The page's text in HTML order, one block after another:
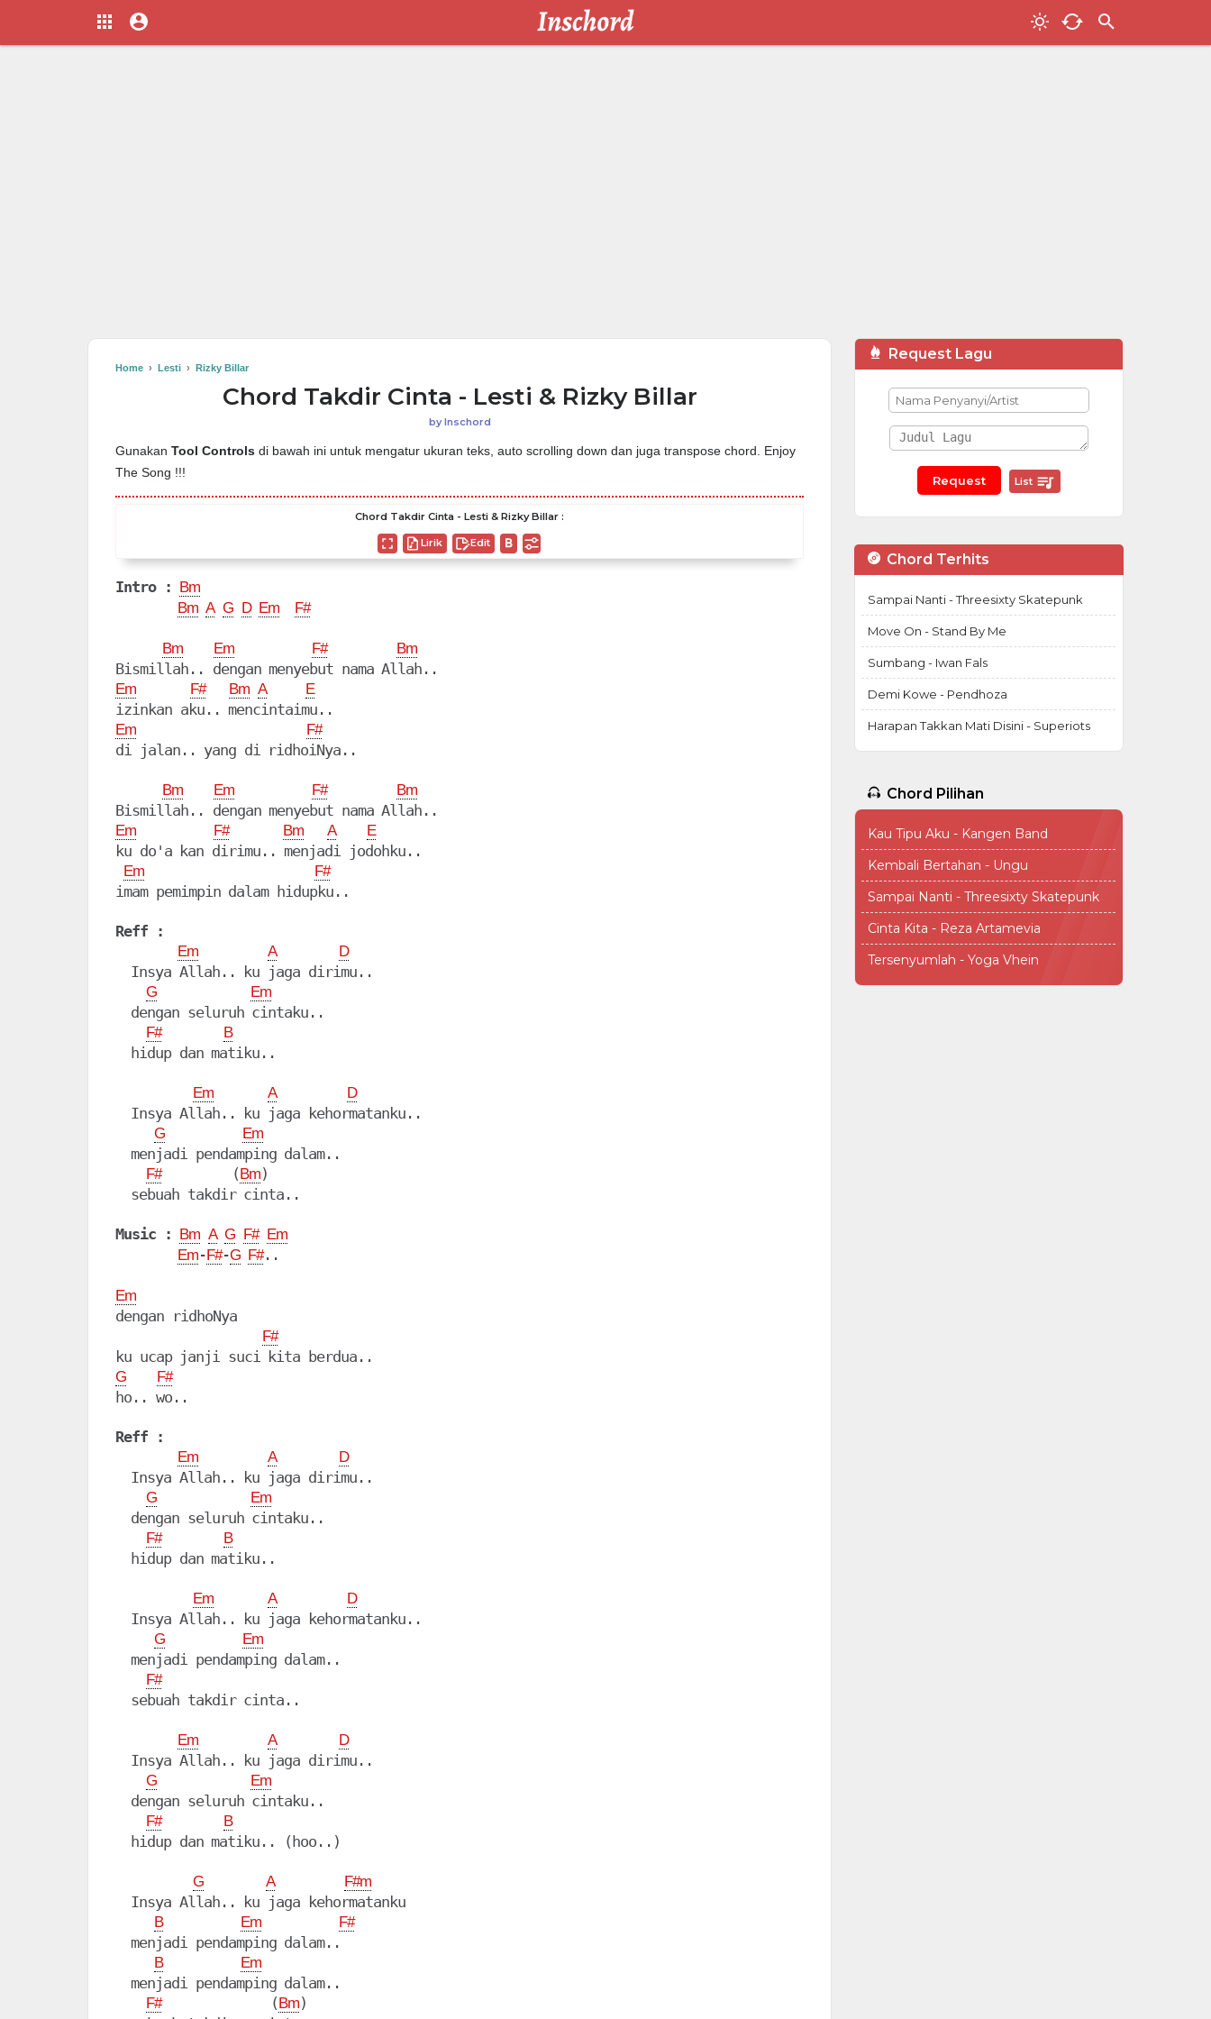
Home › Lesti › Rizky Billar
Chord Takdir Cinta - Lesti & Rizky Billar
byInschord
Gunakan Tool Controls di bawah ini untuk mengatur ukuran teks, auto scrolling down dan juga transpose chord. Enjoy
The Song !!!
Chord Takdir Cinta - Lesti & Rizky Billar :
Lirik Edit
Intro : Bm
Bm A G D Em F#
Bm Em F# Bm
Em F# Bm A E
Em F#
Bm Em F# Bm
Em F# Bm A E
ku do'a kan dirimu.. menjadi jodohku..
Em F#
imam pemimpin dalam hidupku..
Reff :
Em A D
  Insya Allah.. ku jaga dirimu..
G Em
  dengan seluruh cintaku..
F# B
  hidup dan matiku..
Em A D
  Insya Allah.. ku jaga kehormatanku..
G Em
  menjadi pendamping dalam..
F#
         (
Bm)
  sebuah takdir cinta..
Music : Bm A G F# Em
Em-F#-G F#..
Em
dengan ridhoNya
F#
G F#
ho.. wo..
Reff :
Em A D
  Insya Allah.. ku jaga dirimu..
G Em
  dengan seluruh cintaku..
F# B
  hidup dan matiku..
Em A D
  Insya Allah.. ku jaga kehormatanku..
G Em
  menjadi pendamping dalam..
F#
  sebuah takdir cinta..
Em A D
  Insya Allah.. ku jaga dirimu..
G Em
  dengan seluruh cintaku..
F# B
  hidup dan matiku.. (hoo..)
G A F#m
  Insya Allah.. ku jaga kehormatanku
B Em F#
  menjadi pendamping dalam..
B Em
  menjadi pendamping dalam..
F#
              (
Bm)
Request Lagu
List
Chord Terhits
Sampai Nanti - Threesixty Skatepunk
Move On - Stand By Me
Sumbang - Iwan Fals
Demi Kowe - Pendhoza
Harapan Takkan Mati Disini - Superiots
Chord Pilihan
Kau Tipu Aku - Kangen Band
Kembali Bertahan - Ungu
Sampai Nanti - Threesixty Skatepunk
Cinta Kita - Reza Artamevia
Tersenyumlah - Yoga Vhein